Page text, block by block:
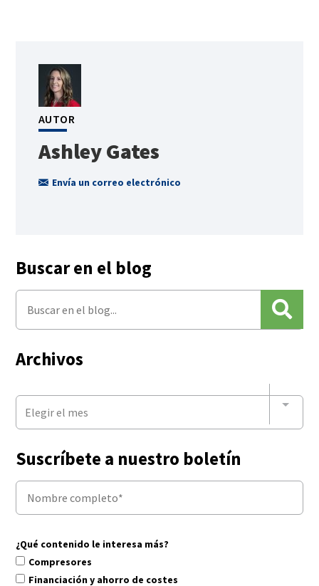
AUTOR
Ashley Gates
Envía un correo electrónico
Buscar en el blog
Archivos
Elegir el mes
Suscríbete a nuestro boletín
¿Qué contenido le interesa más?
Compresores
Financiación y ahorro de costes